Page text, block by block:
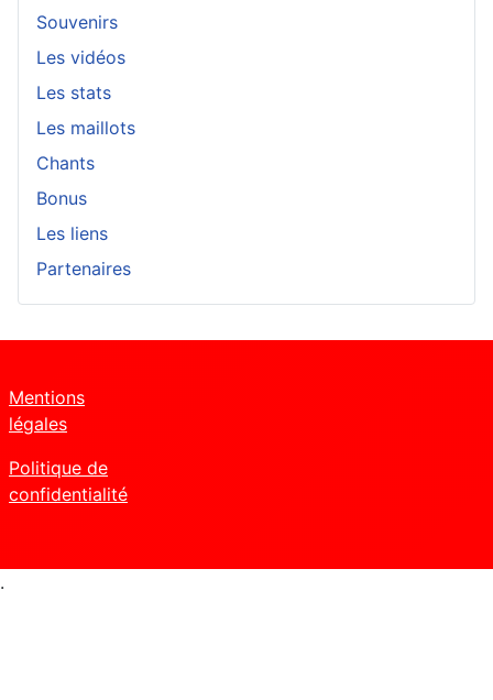
Souvenirs
Les vidéos
Les stats
Les maillots
Chants
Bonus
Les liens
Partenaires
Mentions
légales
Politique de
confidentialité
.